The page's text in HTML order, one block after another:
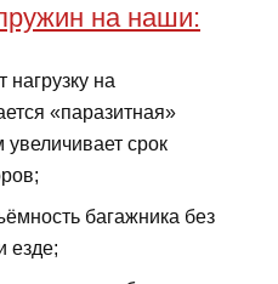
на наши:
нагрузку на
«паразитная»
срок
багажника без
езде;